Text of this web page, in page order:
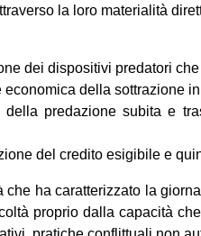
la loro materialità
dei dispositivi predatori
economica della sottrazione
della predazione subita e
del credito esigibile e
che ha caratterizzato la
proprio dalla capacità